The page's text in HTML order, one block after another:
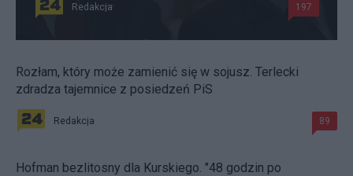
Redakcja 197
Rozłam, który może zamienić się w sojusz. Terlecki
zdradza tajemnice z posiedzeń PiS
Redakcja 89
Hofman bezlitosny dla Kurskiego. "48 godzin po